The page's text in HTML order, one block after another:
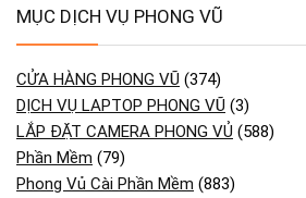
MỤC DỊCH VỤ PHONG VŨ
CỬA HÀNG PHONG VŨ (374)
DỊCH VỤ LAPTOP PHONG VŨ (3)
LẮP ĐẶT CAMERA PHONG VỦ (588)
Phần Mềm (79)
Phong Vủ Cài Phần Mềm (883)